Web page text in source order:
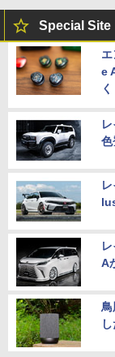
Special Site
e
く
色
A
鳥
し